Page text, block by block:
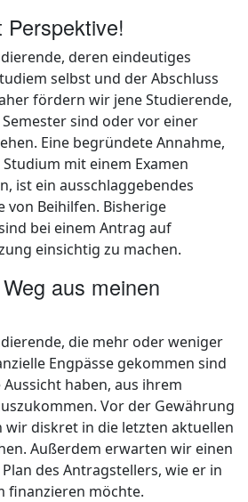
deren eindeutiges
selbst und der Abschluss
fördern wir jene Studierende,
sind oder vor einer
Eine begründete Annahme,
mit einem Examen
ist ein ausschlaggebendes
von Beihilfen. Bisherige
bei einem Antrag auf
einsichtig zu machen.
aus meinen
die mehr oder weniger
Engpässe gekommen sind
haben, aus ihrem
Vor der Gewährung
wir diskret in die letzten aktuellen
Außerdem erwarten wir einen
des Antragstellers, wie er in
finanzieren möchte.